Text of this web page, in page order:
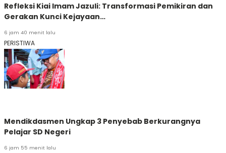
Refleksi Kiai Imam Jazuli: Transformasi Pemikiran dan
Gerakan Kunci Kejayaan…
6 jam 40 menit lalu
PERISTIWA
Mendikdasmen Ungkap 3 Penyebab Berkurangnya
Pelajar SD Negeri
6 jam 55 menit lalu